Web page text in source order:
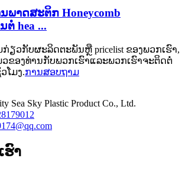
ພາດສະຕິກ Honeycomb
ຕໍ່ hea ...
ຽວ​ກັບ​ຜະ​ລິດ​ຕະ​ພັນ​ຫຼື pricelist ຂອງ​ພວກ​ເຮົາ​,
ຂອງ​ທ່ານ​ກັບ​ພວກ​ເຮົາ​ແລະ​ພວກ​ເຮົາ​ຈະ​ຕິດ​ຕໍ່​
ໂມງ​.ການສອບຖາມ
Sea Sky Plastic Product Co., Ltd.
ຮົາ